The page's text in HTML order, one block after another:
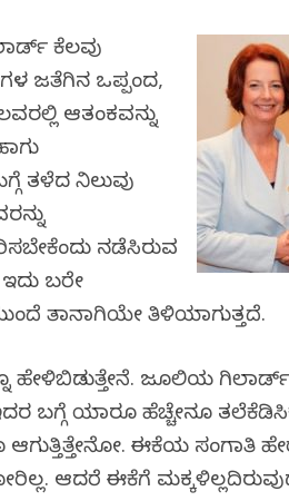
ಕೆಲವು
ಜತೆಗಿನ ಒಪ್ಪಂದ,
ಆತಂಕವನ್ನು
ತಳೆದ ನಿಲುವು
ನಡೆಸಿರುವ
ಬರೇ
ತಾನಾಗಿಯೇ ತಿಳಿಯಾಗುತ್ತದೆ.
ಹೇಳಿಬಿಡುತ್ತೇನೆ. ಜೂಲಿಯ
ಯಾರೂ ಹೆಚ್ಚೇನೂ
ಈಕೆಯ ಸಂಗಾತಿ
ಆದರೆ ಈಕೆಗೆ